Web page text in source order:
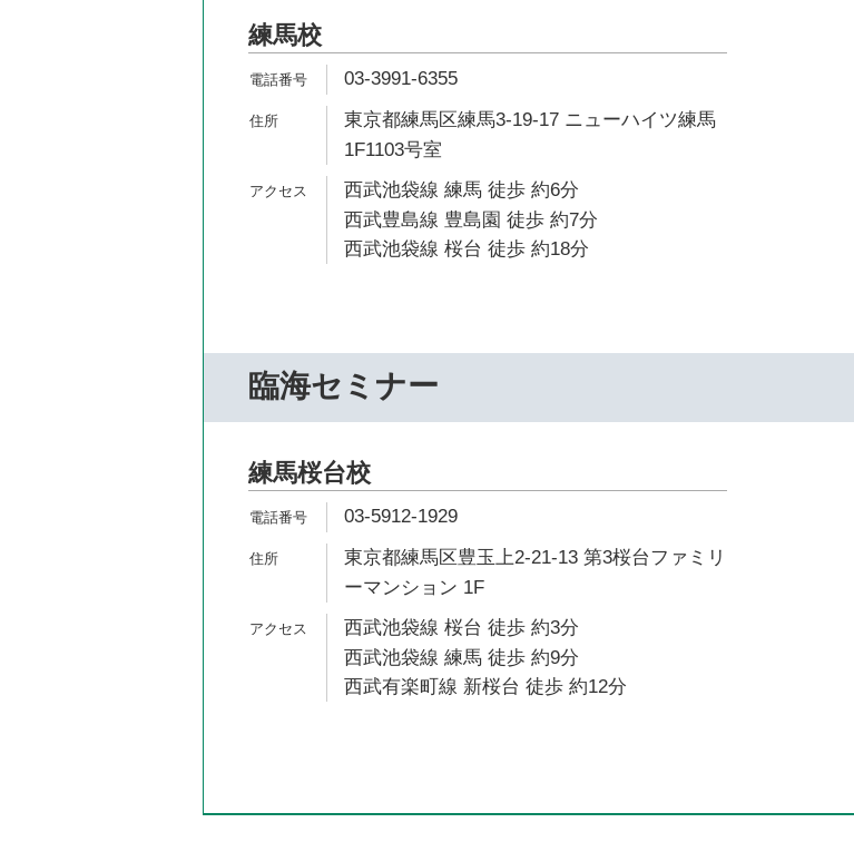
練馬校
03-3991-6355
東京都練馬区練馬3-19-17 ニューハイツ練馬
1F1103号室
西武池袋線 練馬 徒歩 約6分
西武豊島線 豊島園 徒歩 約7分
西武池袋線 桜台 徒歩 約18分
臨海セミナー
練馬桜台校
03-5912-1929
東京都練馬区豊玉上2-21-13 第3桜台ファミリ
ーマンション 1F
西武池袋線 桜台 徒歩 約3分
西武池袋線 練馬 徒歩 約9分
西武有楽町線 新桜台 徒歩 約12分